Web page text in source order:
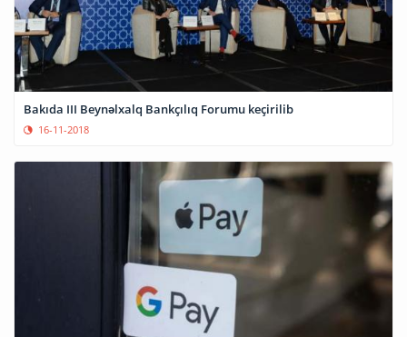
Bakıda III Beynəlxalq Bankçılıq Forumu keçirilib
16-11-2018